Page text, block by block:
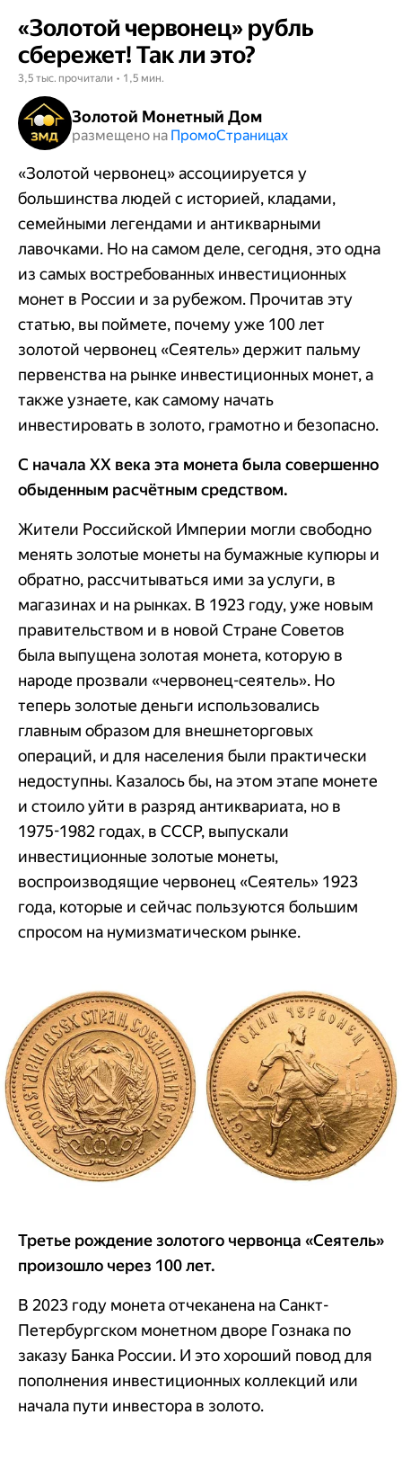
«Золотой червонец» рубль
сбережет! Так ли это?
3,5 тыс. прочитали • 1,5 мин.
Золотой Монетный Дом
размещено на Промо​​​​​​​Страницах
«Золотой червонец» ассоциируется у
большинства людей с историей, кладами,
семейными легендами и антикварными
лавочками. Но на самом деле, сегодня, это одна
из самых востребованных инвестиционных
монет в России и за рубежом. Прочитав эту
статью, вы поймете, почему уже 100 лет
золотой червонец «Сеятель» держит пальму
первенства на рынке инвестиционных монет, а
также узнаете, как самому начать
инвестировать в золото, грамотно и безопасно.
С начала ХХ века эта монета была совершенно
обыденным расчётным средством.
Жители Российской Империи могли свободно
менять золотые монеты на бумажные купюры и
обратно, рассчитываться ими за услуги, в
магазинах и на рынках. В 1923 году, уже новым
правительством и в новой Стране Советов
была выпущена золотая монета, которую в
народе прозвали «червонец-сеятель». Но
теперь золотые деньги использовались
главным образом для внешнеторговых
операций, и для населения были практически
недоступны. Казалось бы, на этом этапе монете
и стоило уйти в разряд антиквариата, но в
1975-1982 годах, в СССР, выпускали
инвестиционные золотые монеты,
воспроизводящие червонец «Сеятель» 1923
года, которые и сейчас пользуются большим
спросом на нумизматическом рынке.
Третье рождение золотого червонца «Сеятель»
произошло через 100 лет.
В 2023 году монета отчеканена на Санкт-
Петербургском монетном дворе Гознака по
заказу Банка России. И это хороший повод для
пополнения инвестиционных коллекций или
начала пути инвестора в золото.